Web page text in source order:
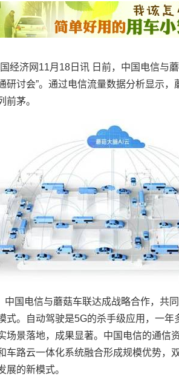
济网11月18日讯 日前，中国电信与蘑
研讨会”。通过电信流量数据分析显示
前茅。
电信与蘑菇车联达成战略合作，共同
式。自动驾驶是5G的杀手级应用，一
场景落地，成果显著。中国电信的通信
车路云一体化系统融合形成规模优势，
展的新模式。